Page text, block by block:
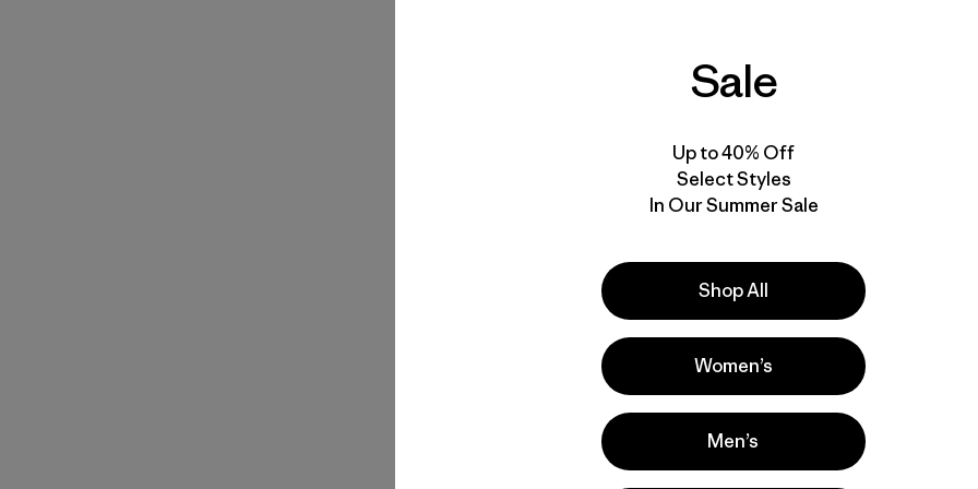
+1
M's Micro Puff® Hoody
$ 345
Sale
Up to 40% Off
Select Styles
In Our Summer Sale
Shop All
Women’s
Men’s